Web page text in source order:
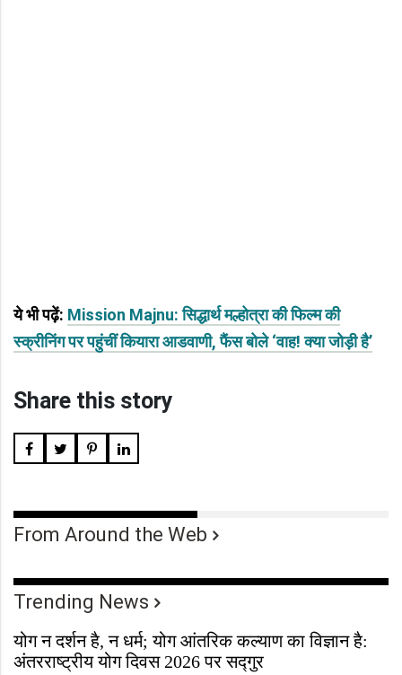
ये भी पढ़ें: Mission Majnu: सिद्धार्थ मल्होत्रा की फिल्म की
स्क्रीनिंग पर पहुंचीं कियारा आडवाणी, फैंस बोले ‘वाह! क्या जोड़ी है’
Share this story
From Around the Web
Trending News
योग न दर्शन है, न धर्म; योग आंतरिक कल्याण का विज्ञान है:
अंतरराष्ट्रीय योग दिवस 2026 पर सद्गुर